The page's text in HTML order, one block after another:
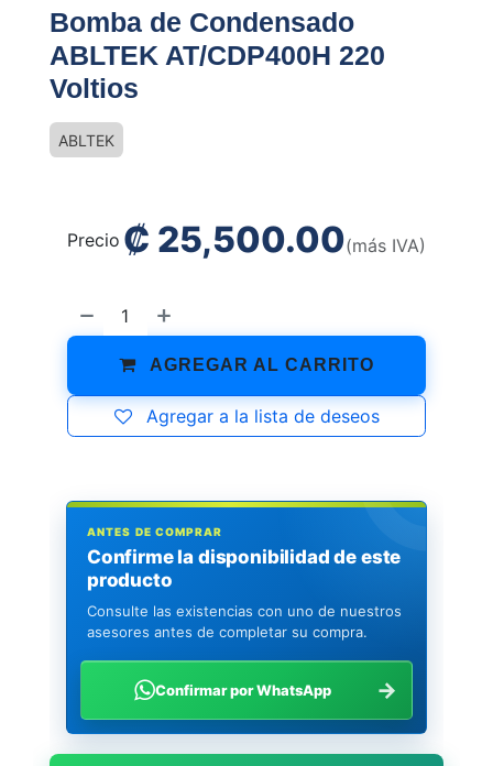
Bomba de Condensado
ABLTEK AT/CDP400H 220
Voltios
ABLTEK
AGREGAR AL CARRITO
Agregar a la lista de deseos
Precio ₡ 25,500.00(más IVA)
ANTES DE COMPRAR
Confirme la disponibilidad de este
producto
Consulte las existencias con uno de nuestros
asesores antes de completar su compra.
Confirmar por WhatsApp →